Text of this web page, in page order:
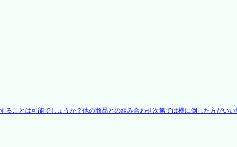
ことは可能でしょうか？他の商品との組み合わせ次第では横に倒した方がい